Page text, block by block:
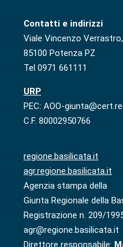
Contatti e indirizzi
Viale Vincenzo
85100 Potenza PZ
Tel 0971 661111
URP
PEC: AOO-
C.F. 80002950766
regione.basilicata.it
agr.regione.basilicata.it
Agenzia stampa della
Giunta Regionale della
Registrazione n. 209/
agr@regione.basilicata.it